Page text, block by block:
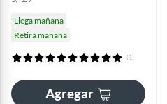
Llega mañana
Retira mañana
(1)
Agregar